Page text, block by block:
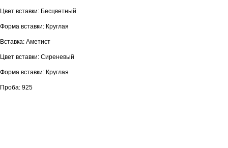
Цвет вставки: Бесцветный
Форма вставки: Круглая
Вставка: Аметист
Цвет вставки: Сиреневый
Форма вставки: Круглая
Проба: 925